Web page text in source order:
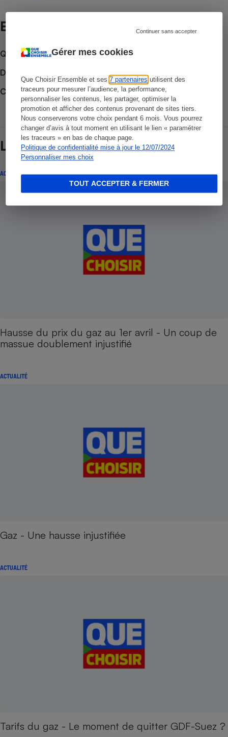
Gérer mes cookies
Que Choisir Ensemble et ses7 partenaires utilisent des
traceurs pour mesurer l’audience, la performance,
personnaliser les contenus, les partager, optimiser la
promotion et afficher des contenus provenant de sites tiers.
Nous conserverons votre choix pendant 6 mois. Vous pourrez
changer d’avis à tout moment en utilisant le lien « paramétrer
les traceurs » en bas de chaque page.
Politique de confidentialité mise à jour le 12/07/2024
Personnaliser mes choix
Continuer sans accepter
TOUT ACCEPTER & FERMER
Et aussi
Que faire en cas de litige ?
Découvrir le forum
Consulter nos Actions Que Choisir Ensemble
Lire aussi
ACTION QUE CHOISIR ENSEMBLE
Hausse du prix du gaz au 1er avril - Un coup de
massue doublement injustifié
ACTUALITÉ
Gaz - Une hausse injustifiée
ACTUALITÉ
Tarifs du gaz - Le moment de quitter GDF-Suez ?